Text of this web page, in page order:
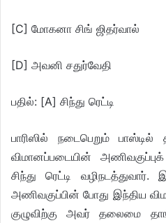
[C] மோகனா சிங் ஜிதர்வால்
[D] அவனி சதுர்வேதி
பதில்: [A] சிந்து ரெட்டி
பாரிஸில் நடைபெறும்
விமானப்படையின்
சிந்து ரெட்டி
அணிவகுப்பின் போது இந்திய
குழுவிற்கு அவர் தலைமை